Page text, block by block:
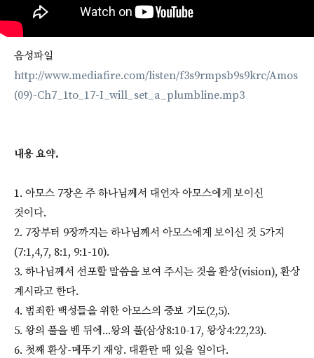
음성파일
http://www.mediafire.com/listen/f3s9rmpsb9s9krc/Amos
(09)-Ch7_1to_17-I_will_set_a_plumbline.mp3
내용 요약.
1. 아모스 7장은 주 하나님께서 대언자 아모스에게 보이신
것이다.
2. 7장부터 9장까지는 하나님께서 아모스에게 보이신 것 5가지
(7:1,4,7, 8:1, 9:1-10).
3. 하나님께서 선포할 말씀을 보여 주시는 것을 환상(vision), 환상
계시라고 한다.
4. 범죄한 백성들을 위한 아모스의 중보 기도(2,5).
5. 왕의 풀을 벤 뒤에...왕의 풀(삼상8:10-17, 왕상4:22,23).
6. 첫째 환상-메뚜기 재앙. 대환란 때 있을 일이다.